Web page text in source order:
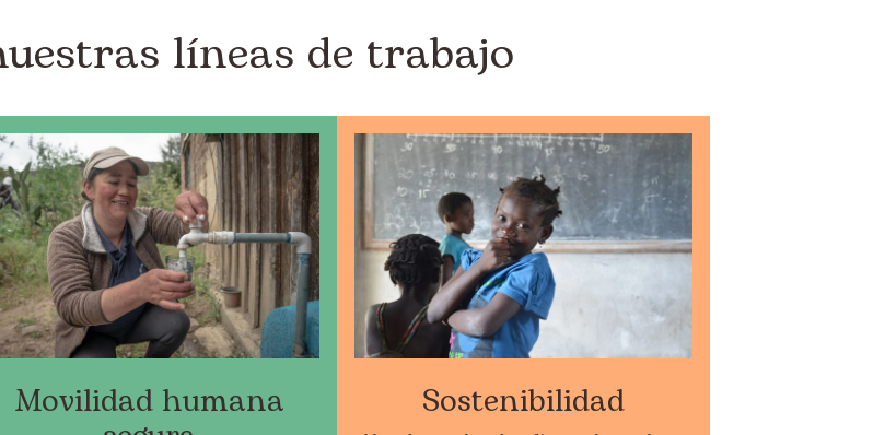
líneas de trabajo
Movilidad humana Sostenibilidad